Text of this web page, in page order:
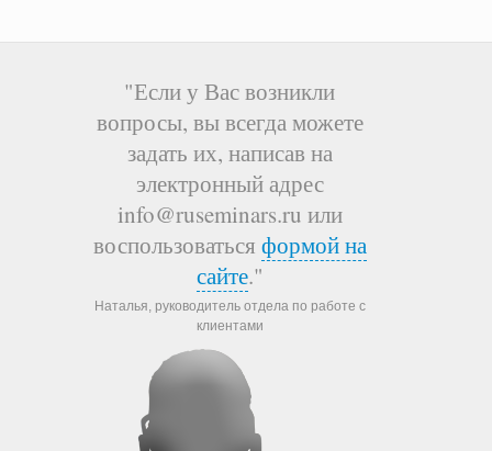
"Если у Вас возникли
вопросы, вы всегда можете
задать их, написав на
электронный адрес
info@ruseminars.ru или
воспользоваться формой на
сайте."
Наталья, руководитель отдела по работе с
клиентами